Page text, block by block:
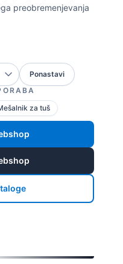
preobremenjevanja
Ponastavi
za tuš